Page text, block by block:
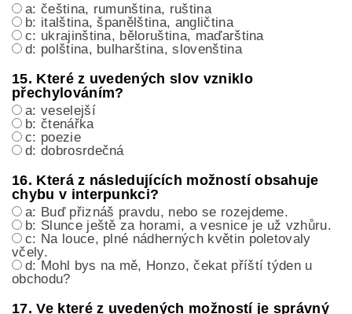
a: čeština, rumunština, ruština
b: italština, španělština, angličtina
c: ukrajinština, běloruština, maďarština
d: polština, bulharština, slovenština
15. Které z uvedených slov vzniklo
přechylováním?
a: veselejší
b: čtenářka
c: poezie
d: dobrosrdečná
16. Která z následujících možností obsahuje
chybu v interpunkci?
a: Buď přiznáš pravdu, nebo se rozejdeme.
b: Slunce ještě za horami, a vesnice je už vzhůru.
c: Na louce, plné nádherných květin poletovaly
včely.
d: Mohl bys na mě, Honzo, čekat příští týden u
obchodu?
17. Ve které z uvedených možností je správný